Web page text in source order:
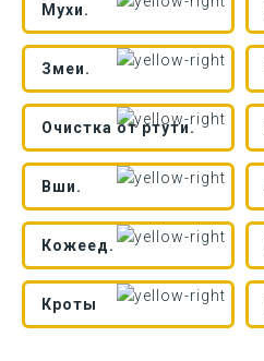
Мухи.
Змеи.
Очистка от ртути.
Вши.
Кожеед.
Кроты